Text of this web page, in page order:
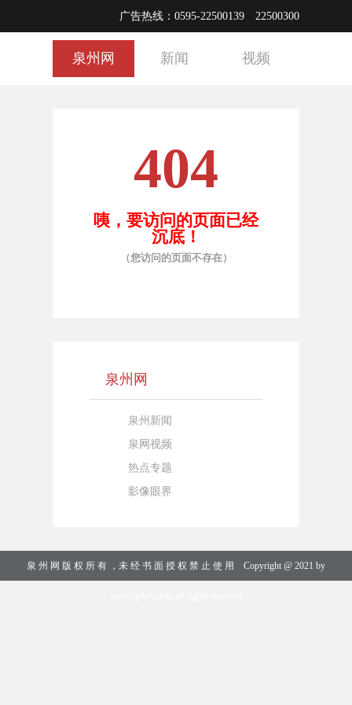
广告热线：0595-22500139 22500300
泉州网 新闻 视频
404
咦，要访问的页面已经
沉底！
（您访问的页面不存在）
泉州网
泉州新闻
泉网视频
热点专题
影像眼界
泉 州 网 版 权 所 有 ，未 经 书 面 授 权 禁 止 使 用 Copyright @ 2021 by